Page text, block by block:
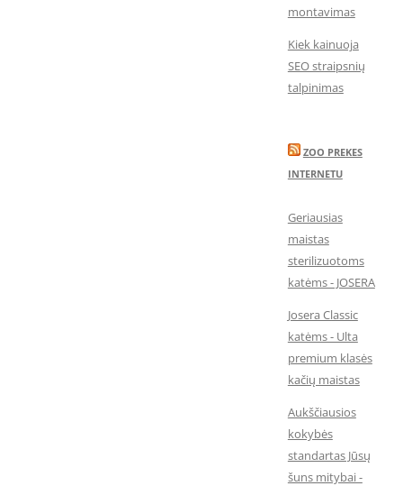
montavimas
Kiek kainuoja
SEO straipsnių
talpinimas
ZOO PREKES
INTERNETU
Geriausias
maistas
sterilizuotoms
katėms - JOSERA
Josera Classic
katėms - Ulta
premium klasės
kačių maistas
Aukščiausios
kokybės
standartas Jūsų
šuns mitybai -